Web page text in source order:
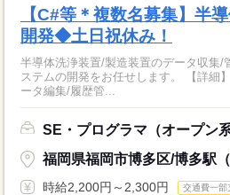
【C#等＊複数名募集】半
開発◆土日祝休み！
半導体洗浄装置/製造装置のデータ収集/
ステムの開発をお任せします。 【詳細】 データのロギング、パラメ
ータ編集/履歴管...
SE・プログラマ（オープン系
福岡県福岡市博多区/博多駅（
時給2,200円～2,300円 交通費一部